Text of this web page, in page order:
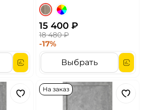
15 400 ₽
18 480 ₽
-17%
Выбрать
На заказ